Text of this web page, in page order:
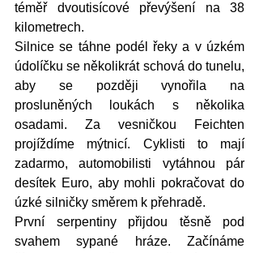
téměř dvoutisícové převýšení na 38
kilometrech.
Silnice se táhne podél řeky a v úzkém
údolíčku se několikrát schová do tunelu,
aby se později vynořila na
prosluněných loukách s několika
osadami. Za vesničkou Feichten
projíždíme mýtnicí. Cyklisti to mají
zadarmo, automobilisti vytáhnou pár
desítek Euro, aby mohli pokračovat do
úzké silničky směrem k přehradě.
První serpentiny přijdou těsně pod
svahem sypané hráze. Začínáme